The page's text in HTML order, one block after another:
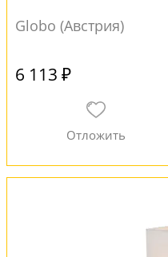
Globo (Австрия)
6 113 ₽